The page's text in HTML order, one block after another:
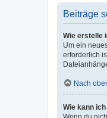
Beiträge
Wie erstelle
Um ein
erforderlich
Nach
Wie kann